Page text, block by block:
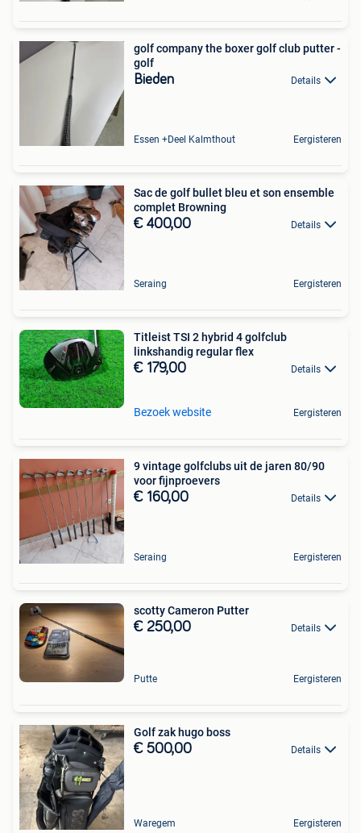
golf company the boxer golf club putter -
golf
Bieden Details
Essen +Deel Kalmthout Eergisteren
Sac de golf bullet bleu et son ensemble
complet Browning
€ 400,00 Details
Seraing Eergisteren
Titleist TSI 2 hybrid 4 golfclub
linkshandig regular flex
€ 179,00 Details
Bezoek website Eergisteren
9 vintage golfclubs uit de jaren 80/90
voor fijnproevers
€ 160,00 Details
Seraing Eergisteren
scotty Cameron Putter
€ 250,00 Details
Putte Eergisteren
Golf zak hugo boss
€ 500,00 Details
Waregem Eergisteren